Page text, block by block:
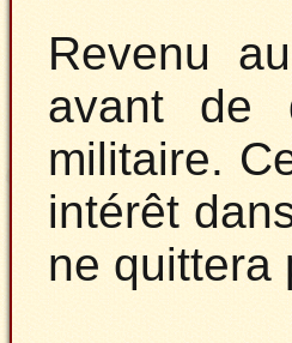
Revenu
avant de
militaire.
intérêt
ne quittera